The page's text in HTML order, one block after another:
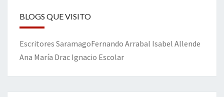
BLOGS QUE VISITO
Escritores SaramagoFernando Arrabal Isabel Allende
Ana María Drac Ignacio Escolar